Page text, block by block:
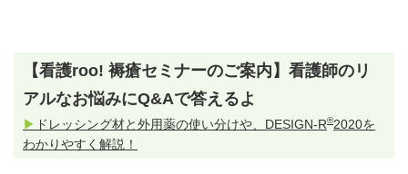
【看護roo! 褥瘡セミナーのご案内】看護師のリ
アルなお悩みにQ&Aで答えるよ
▶ ドレッシング材と外用薬の使い分けや、DESIGN-R®2020を
わかりやすく解説！